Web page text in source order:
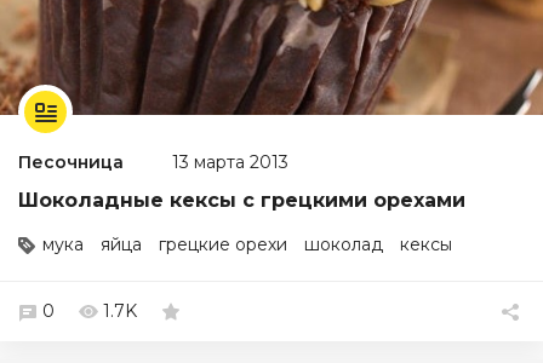
Песочница 13 марта 2013
Шоколадные кексы с грецкими орехами
мука яйца грецкие орехи шоколад кексы
0 1.7K